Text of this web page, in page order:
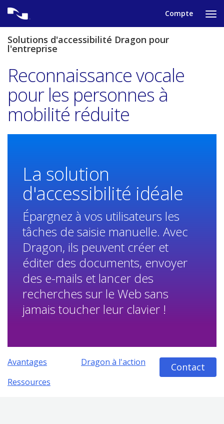
content
Compte
Solutions d'accessibilité Dragon pour
l'entreprise
Reconnaissance vocale
pour les personnes à
mobilité réduite
La solution
d'accessibilité idéale
Épargnez à vos utilisateurs les
tâches de saisie manuelle. Avec
Dragon, ils peuvent créer et
éditer des documents, envoyer
des e-mails et lancer des
recherches sur le Web sans
jamais toucher leur clavier !
Avantages
Dragon à l'action
Ressources
Contact